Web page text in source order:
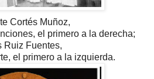
Cortés Muñoz,
el primero a la derecha;
Ruiz Fuentes,
el primero a la izquierda.